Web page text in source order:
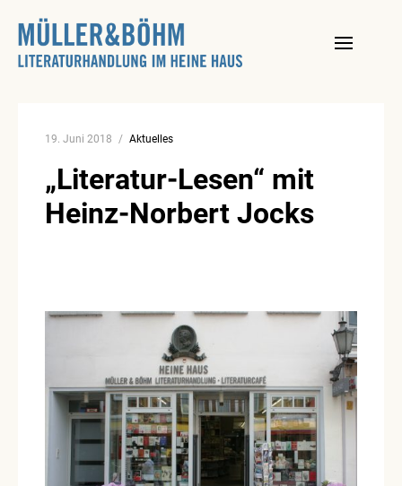
content
19. Juni 2018 Aktuelles
„Literatur-Lesen“ mit
Heinz-Norbert Jocks